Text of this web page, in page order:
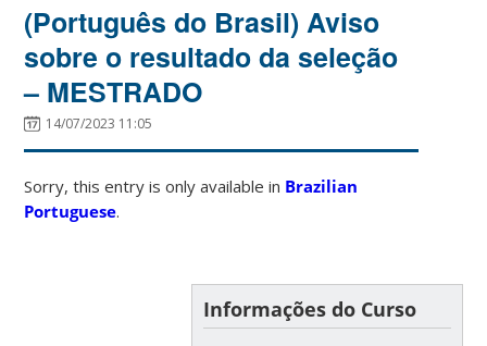
(Português do Brasil) Aviso
sobre o resultado da seleção
– MESTRADO
14/07/2023 11:05
Sorry, this entry is only available in Brazilian
Portuguese.
Informações do Curso